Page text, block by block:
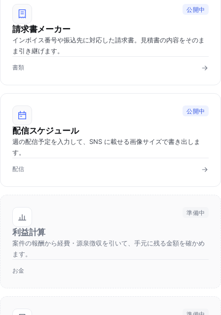
公開中
請求書メーカー
インボイス番号や振込先に対応した請求書。見積書の内容をそのま
ま引き継げます。
書類
公開中
配信スケジュール
週の配信予定を入力して、SNS に載せる画像サイズで書き出しま
す。
配信
準備中
利益計算
案件の報酬から経費・源泉徴収を引いて、手元に残る金額を確かめ
ます。
お金